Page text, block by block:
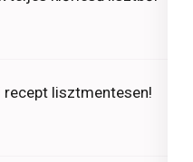
recept lisztmentesen!